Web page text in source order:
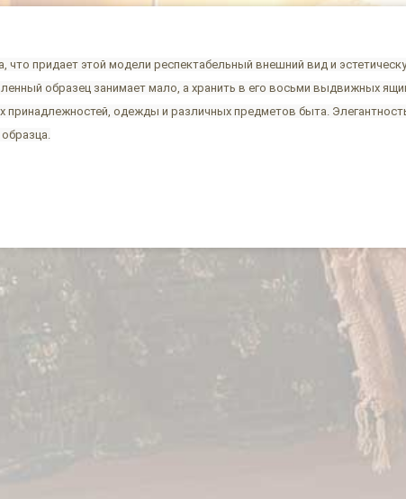
придает этой модели респектабельный внешний вид и
образец занимает мало, а хранить в его восьми выдвижных
одежды и различных предметов быта.